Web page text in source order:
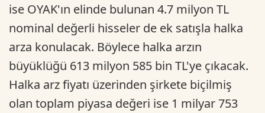
ise OYAK'ın elinde bulunan 4.7 milyon TL
nominal değerli hisseler de ek satışla halka
arza konulacak. Böylece halka arzın
büyüklüğü 613 milyon 585 bin TL'ye çıkacak.
Halka arz fiyatı üzerinden şirkete biçilmiş
olan toplam piyasa değeri ise 1 milyar 753